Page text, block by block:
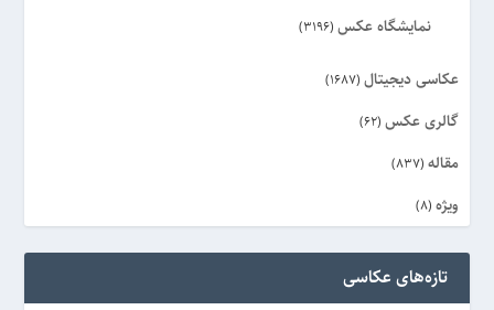
نمایشگاه عکس (3196)
عکاسی دیجیتال (1687)
گالری عکس (62)
مقاله (837)
ویژه (8)
تازه‌های عکاسی